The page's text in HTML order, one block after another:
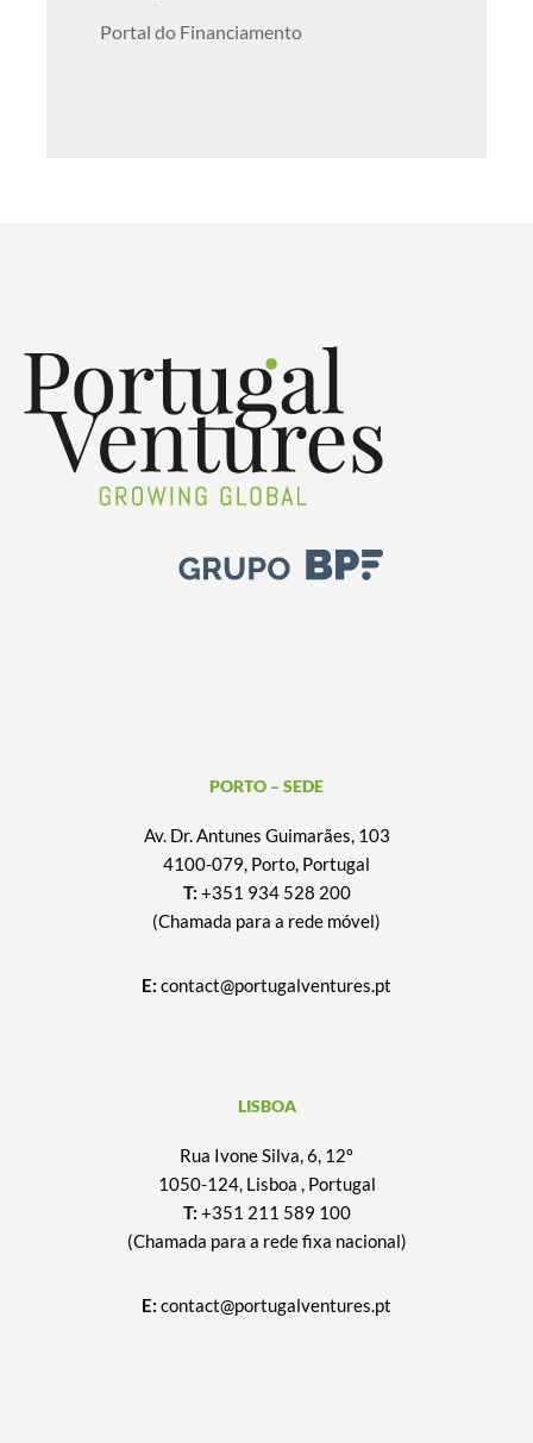
Portal do Financiamento
PORTO – SEDE
Av. Dr. Antunes Guimarães, 103
4100-079, Porto, Portugal
T: +351 934 528 200
(Chamada para a rede móvel)
E: contact@portugalventures.pt
LISBOA
Rua Ivone Silva, 6, 12º
1050-124, Lisboa , Portugal
T: +351 211 589 100
(Chamada para a rede fixa nacional)
E: contact@portugalventures.pt